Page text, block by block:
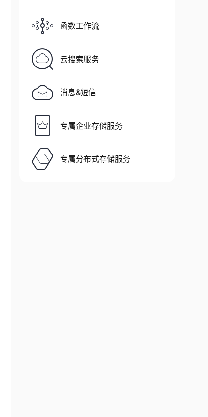
函数工作流
云搜索服务
消息&短信
专属企业存储服务
专属分布式存储服务